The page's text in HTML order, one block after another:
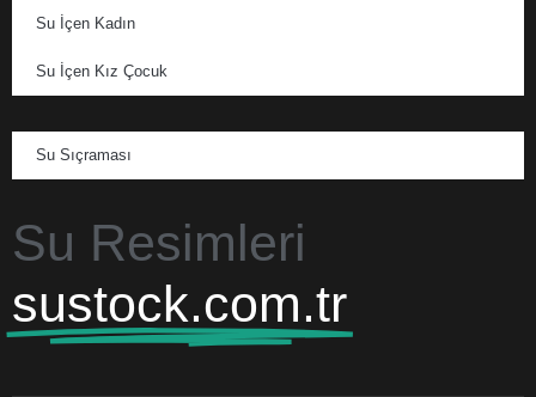
Su İçen Kadın
Su İçen Kız Çocuk
Su Sıçraması
Su Resimleri
sustock.com.tr